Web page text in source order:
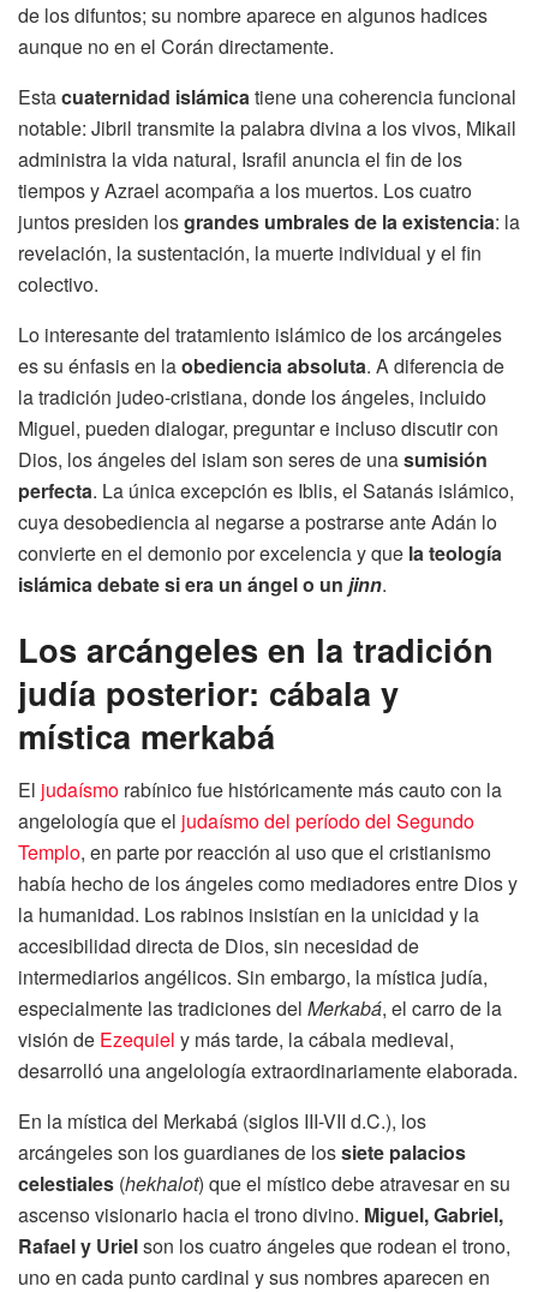
de los difuntos; su nombre aparece en algunos hadices
aunque no en el Corán directamente.
Estacuaternidad islámicatiene una coherencia funcional
notable: Jibril transmite la palabra divina a los vivos, Mikail
administra la vida natural, Israfil anuncia el fin de los
tiempos y Azrael acompaña a los muertos. Los cuatro
juntos presiden losgrandes umbrales de la existencia: la
revelación, la sustentación, la muerte individual y el fin
colectivo.
Lo interesante del tratamiento islámico de los arcángeles
es su énfasis en laobediencia absoluta. A diferencia de
la tradición judeo-cristiana, donde los ángeles, incluido
Miguel, pueden dialogar, preguntar e incluso discutir con
Dios, los ángeles del islam son seres de unasumisión
perfecta. La única excepción es Iblis, el Satanás islámico,
cuya desobediencia al negarse a postrarse ante Adán lo
convierte en el demonio por excelencia y que la teología
islámica debate si era un ángel o un jinn.
Los arcángeles en la tradición
judía posterior: cábala y
mística merkabá
El judaísmo rabínico fue históricamente más cauto con la
angelología que el judaísmo del período del Segundo
Templo, en parte por reacción al uso que el cristianismo
había hecho de los ángeles como mediadores entre Dios y
la humanidad. Los rabinos insistían en la unicidad y la
accesibilidad directa de Dios, sin necesidad de
intermediarios angélicos. Sin embargo, la mística judía,
especialmente las tradiciones del Merkabá, el carro de la
visión de Ezequiel y más tarde, la cábala medieval,
desarrolló una angelología extraordinariamente elaborada.
En la mística del Merkabá (siglos III-VII d.C.), los
arcángeles son los guardianes de lossiete palacios
celestiales (hekhalot) que el místico debe atravesar en su
ascenso visionario hacia el trono divino. Miguel, Gabriel,
Rafael y Urielson los cuatro ángeles que rodean el trono,
uno en cada punto cardinal y sus nombres aparecen en